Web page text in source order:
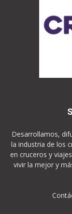
Desarrollamos,
la industria de los
en cruceros y
vivir la mejor y